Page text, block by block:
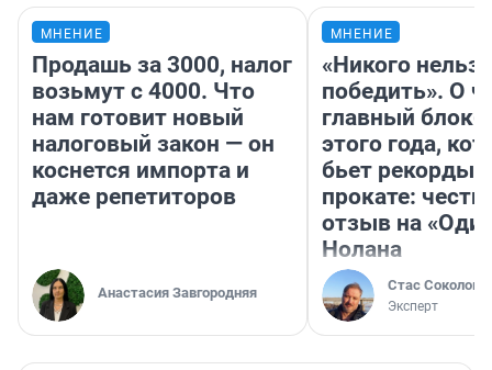
МНЕНИЕ
Продашь за 3000, налог
возьмут с 4000. Что
нам готовит новый
налоговый закон — он
коснется импорта и
даже репетиторов
Анастасия Завгородняя
МНЕНИЕ
«Никого нельзя
победить». О
главный
этого года,
бьет рекорды в
прокате:
отзыв на
Нолана
Стас Соколов
Эксперт